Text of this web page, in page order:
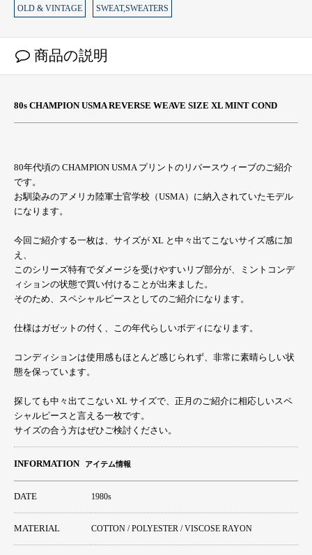
OLD & VINTAGE SWEAT,SWEATERS
商品の説明
80s CHAMPION USMA REVERSE WEAVE SIZE XL MINT COND
80年代頃の CHAMPION USMA プリントのリバースウィーブのご紹介
です。
お馴染みのアメリカ陸軍士官学校（USMA）に納入されていたモデル
になります。
今回ご紹介する一枚は、サイズが XL と中々出てこないサイズ感に加
え、
このシリーズ特有でダメージを受けやすいリブ部分が、ミントコンデ
ィションの状態で買い付けることが出来ました。
そのため、スペシャルピースとしてのご紹介になります。
仕様はガゼットの付く、この年代らしいボディになります。
コンディションは使用感もほとんど感じられず、非常に素晴らしい状
態を保っています。
探しても中々出てこない XL サイズで、正月のご紹介に相応しいスペ
シャルピースと言える一枚です。
サイズの合う方はぜひご検討ください。
INFORMATION アイテム情報
DATE 1980s
MATERIAL COTTON / POLYESTER / VISCOSE RAYON